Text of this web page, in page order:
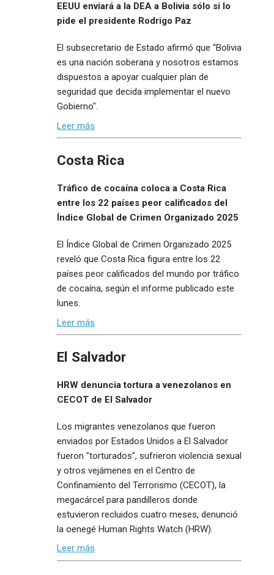
EEUU enviará a la DEA a Bolivia sólo si lo
pide el presidente Rodrigo Paz
El subsecretario de Estado afirmó que “Bolivia
es una nación soberana y nosotros estamos
dispuestos a apoyar cualquier plan de
seguridad que decida implementar el nuevo
Gobierno".
Leer más
Costa Rica
Tráfico de cocaína coloca a Costa Rica
entre los 22 países peor calificados del
Índice Global de Crimen Organizado 2025
El Índice Global de Crimen Organizado 2025
reveló que Costa Rica figura entre los 22
países peor calificados del mundo por tráfico
de cocaína, según el informe publicado este
lunes.
Leer más
El Salvador
HRW denuncia tortura a venezolanos en
CECOT de El Salvador
Los migrantes venezolanos que fueron
enviados por Estados Unidos a El Salvador
fueron "torturados", sufrieron violencia sexual
y otros vejámenes en el Centro de
Confinamiento del Terrorismo (CECOT), la
megacárcel para pandilleros donde
estuvieron recluidos cuatro meses, denunció
la oenegé Human Rights Watch (HRW).
Leer más